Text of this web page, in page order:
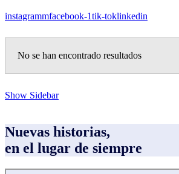
instagrammfacebook-1tik-toklinkedin
No se han encontrado resultados
Show Sidebar
Nuevas historias,
en el lugar de siempre